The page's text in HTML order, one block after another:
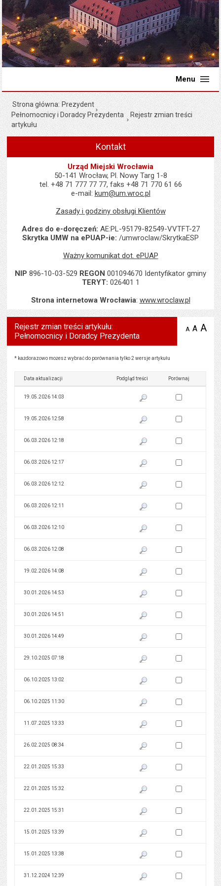
Menu
Strona główna Prezydent
Pełnomocnicy i Doradcy Prezydenta
Rejestr zmian treści
artykułu
Kontakt
Urząd Miejski Wrocławia
50-141 Wrocław, Pl. Nowy Targ 1-8
tel. +48 71 777 77 77, faks +48 71 770 61 66
e-mail: kum@um.wroc.pl
Zasady i godziny obsługi Klientów
Adres do e-doręczeń: AE:PL-95179-82549-VVTFT-27
Skrytka UMW na ePUAP-ie: /umwroclaw/SkrytkaESP
Ważny komunikat dot. ePUAP
NIP 896-10-03-529 REGON 001094670 Identyfikator gminy
TERYT: 026401 1
Strona internetowa Wrocławia: www.wroclaw.pl
Rejestr zmian treści artykułu:
Pełnomocnicy i Doradcy Prezydenta
A zmniejsz
A A
Rejestr zmian treści artykułu: Pełnomocnicy i Doradcy Prezydenta
* każdorazowo możesz wybrać do porównania tylko 2 wersje artykułu
Data aktualizacji Podgląd treści Porównaj
19.05.2026 14:03 Pokaż podgląd wersji z dnia
Zaznacz wersję do
19.05.2026 12:58 Pokaż podgląd wersji z dnia
Zaznacz wersję do
06.03.2026 12:18 Pokaż podgląd wersji z dnia
Zaznacz wersję do
06.03.2026 12:17 Pokaż podgląd wersji z dnia
Zaznacz wersję do
06.03.2026 12:12 Pokaż podgląd wersji z dnia
Zaznacz wersję do
06.03.2026 12:11 Pokaż podgląd wersji z dnia
Zaznacz wersję do
06.03.2026 12:10 Pokaż podgląd wersji z dnia
Zaznacz wersję do
06.03.2026 12:08 Pokaż podgląd wersji z dnia
Zaznacz wersję do
19.02.2026 14:08 Pokaż podgląd wersji z dnia
Zaznacz wersję do
30.01.2026 14:53 Pokaż podgląd wersji z dnia
Zaznacz wersję do
30.01.2026 14:51 Pokaż podgląd wersji z dnia
Zaznacz wersję do
30.01.2026 14:49 Pokaż podgląd wersji z dnia
Zaznacz wersję do
29.10.2025 07:18 Pokaż podgląd wersji z dnia
Zaznacz wersję do
06.10.2025 13:02 Pokaż podgląd wersji z dnia
Zaznacz wersję do
06.10.2025 11:30 Pokaż podgląd wersji z dnia
Zaznacz wersję do
11.07.2025 13:33 Pokaż podgląd wersji z dnia
Zaznacz wersję do
26.02.2025 08:34 Pokaż podgląd wersji z dnia
Zaznacz wersję do
22.01.2025 15:33 Pokaż podgląd wersji z dnia
Zaznacz wersję do
22.01.2025 15:32 Pokaż podgląd wersji z dnia
Zaznacz wersję do
22.01.2025 15:31 Pokaż podgląd wersji z dnia
Zaznacz wersję do
15.01.2025 13:39 Pokaż podgląd wersji z dnia
Zaznacz wersję do
15.01.2025 13:38 Pokaż podgląd wersji z dnia
Zaznacz wersję do
31.12.2024 12:39 Pokaż podgląd wersji z dnia
Zaznacz wersję do